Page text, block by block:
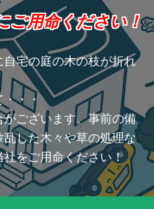
ご用命ください！
宅の庭の木の枝が折れ
・・
ございます。事前の備
した木々や草の処理な
をご用命ください！